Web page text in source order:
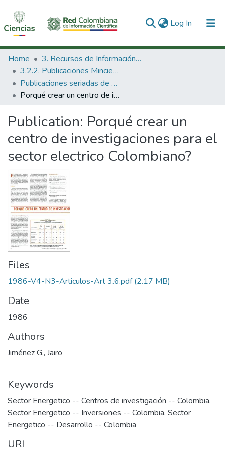
Log In (current)
Communities & Collections
All of DSpace
Statistics
Home
3. Recursos de Información Científica y Tecnológica
3.2.2. Publicaciones Minciencias
Publicaciones seriadas de Minciencias
Porqué crear un centro de investigaciones para el sector electrico Colombiano?
Publication: Porqué crear un
centro de investigaciones para el
sector electrico Colombiano?
Files
1986-V4-N3-Articulos-Art 3.6.pdf(2.17 MB)
Date
1986
Authors
Jiménez G., Jairo
Keywords
Sector Energetico -- Centros de investigación -- Colombia,
Sector Energetico -- Inversiones -- Colombia, Sector
Energetico -- Desarrollo -- Colombia
URI